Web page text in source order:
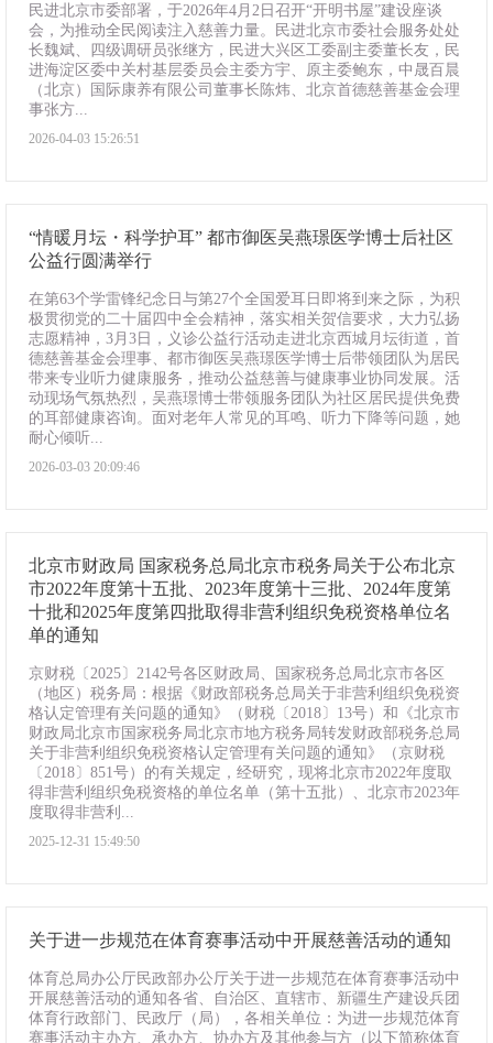
民进北京市委部署，于2026年4月2日召开“开明书屋”建设座谈
会，为推动全民阅读注入慈善力量。民进北京市委社会服务处处
长魏斌、四级调研员张继方，民进大兴区工委副主委董长友，民
进海淀区委中关村基层委员会主委方宇、原主委鲍东，中晟百晨
（北京）国际康养有限公司董事长陈炜、北京首德慈善基金会理
事张方...
2026-04-03 15:26:51
“情暖月坛・科学护耳” 都市御医吴燕璟医学博士后社区
公益行圆满举行
在第63个学雷锋纪念日与第27个全国爱耳日即将到来之际，为积
极贯彻党的二十届四中全会精神，落实相关贺信要求，大力弘扬
志愿精神，3月3日，义诊公益行活动走进北京西城月坛街道，首
德慈善基金会理事、都市御医吴燕璟医学博士后带领团队为居民
带来专业听力健康服务，推动公益慈善与健康事业协同发展。活
动现场气氛热烈，吴燕璟博士带领服务团队为社区居民提供免费
的耳部健康咨询。面对老年人常见的耳鸣、听力下降等问题，她
耐心倾听...
2026-03-03 20:09:46
北京市财政局 国家税务总局北京市税务局关于公布北京
市2022年度第十五批、2023年度第十三批、2024年度第
十批和2025年度第四批取得非营利组织免税资格单位名
单的通知
京财税〔2025〕2142号各区财政局、国家税务总局北京市各区
（地区）税务局：根据《财政部税务总局关于非营利组织免税资
格认定管理有关问题的通知》（财税〔2018〕13号）和《北京市
财政局北京市国家税务局北京市地方税务局转发财政部税务总局
关于非营利组织免税资格认定管理有关问题的通知》（京财税
〔2018〕851号）的有关规定，经研究，现将北京市2022年度取
得非营利组织免税资格的单位名单（第十五批）、北京市2023年
度取得非营利...
2025-12-31 15:49:50
关于进一步规范在体育赛事活动中开展慈善活动的通知
体育总局办公厅民政部办公厅关于进一步规范在体育赛事活动中
开展慈善活动的通知各省、自治区、直辖市、新疆生产建设兵团
体育行政部门、民政厅（局），各相关单位：为进一步规范体育
赛事活动主办方、承办方、协办方及其他参与方（以下简称体育